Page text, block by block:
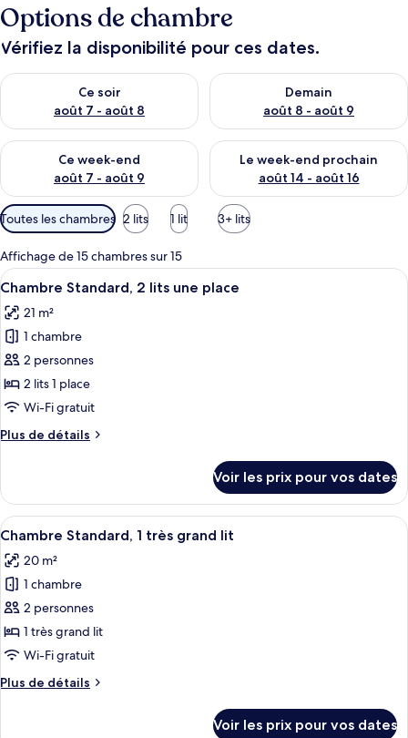
Options de chambre
Vérifiez la disponibilité pour ces dates.
Ce soir
août 7 - août 8
Vérifier la disponibilité pour ce soir août 7 - août 8
Demain
août 8 - août 9
Vérifier la disponibilité pour
Ce week-end
août 7 - août 9
Vérifier la disponibilité pour ce week-end août 7 - août 9
Le week-end prochain
août 14 - août 16
Vérifier la disponibilité pour
Filtres
disponibles
pour
les
chambres
Toutes les chambres 2 lits 1 lit 3+ lits
Affichage de 15 chambres sur 15
Afficher
toutes
les
photos
pour
ce
type
chambre :
2
lits
une
place
Une chambre d’hôtel avec deux
9
Chambre Standard, 2 lits une place
21 m²
1 chambre
2 personnes
2 lits 1 place
Wi-Fi gratuit
Plus de détails
Plus
le
type
de
Chambre
Standard,
lits
une
place
Voir les prix pour vos dates
Afficher
toutes
les
photos
pour
ce
type
chambre :
Une chambre d’hôtel moderne avec
8
Chambre Standard, 1 très grand lit
20 m²
1 chambre
2 personnes
1 très grand lit
Wi-Fi gratuit
Plus de détails
Plus
Voir les prix pour vos dates